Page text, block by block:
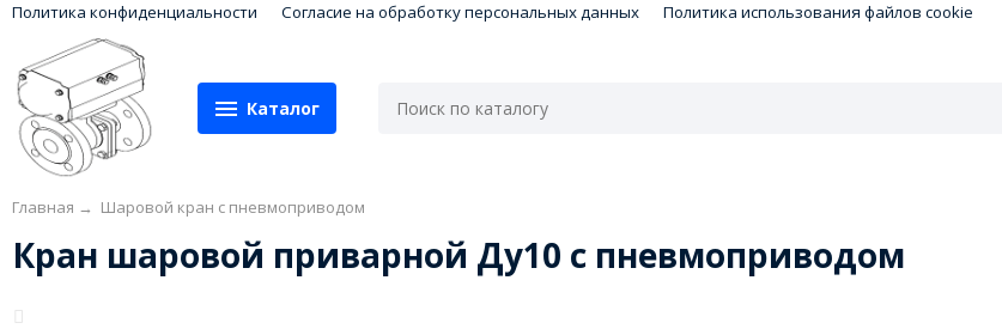
Политика конфиденциальности Согласие на обработку персональных данных Политика использования файлов cookie
Каталог
Главная → Шаровой кран с пневмоприводом
Кран шаровой приварной Ду10 с пневмоприводом